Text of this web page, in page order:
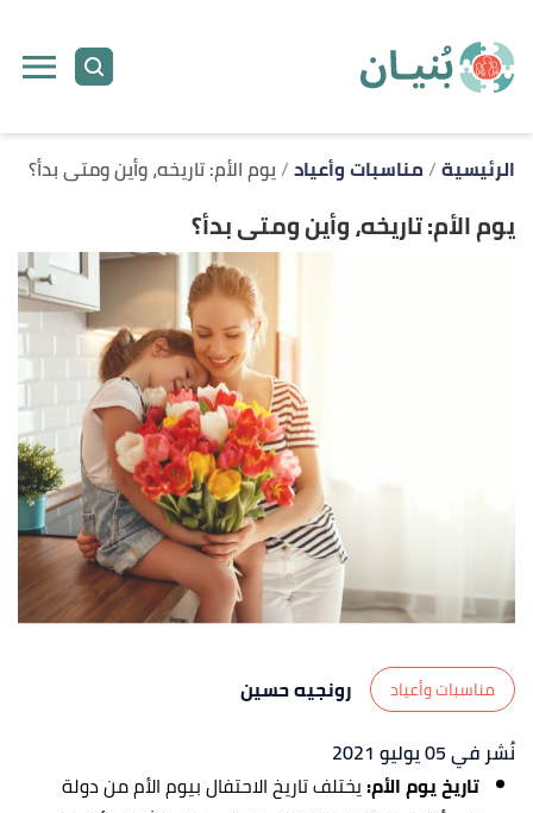
الرئيسية مناسبات وأعياد يوم الأم: تاريخه، وأين ومتى بدأ؟
يوم الأم: تاريخه، وأين ومتى بدأ؟
مناسبات وأعياد
رونجيه حسين
نُشر في 05 يوليو 2021
تاريخ يوم الأم:يختلف تاريخ الاحتفال بيوم الأم من دولة